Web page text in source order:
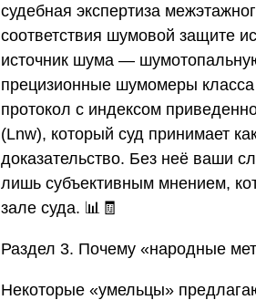
судебная экспертиза
соответствия шумовой защите
источник шума —
прецизионные шумомеры
протокол с индексом
(Lnw), который суд принимает
доказательство. Без неё ваши
лишь субъективным мнением,
зале суда. 📊🧾
Раздел 3. Почему «народные
Некоторые «умельцы»